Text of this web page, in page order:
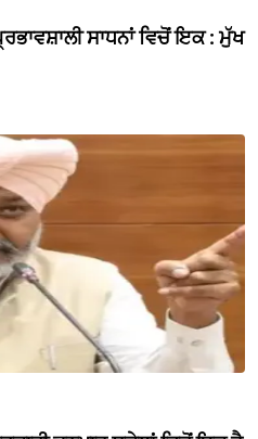
ਸਾਧਨਾਂ ਵਿਚੋਂ ਇਕ : ਮੁੱਖ